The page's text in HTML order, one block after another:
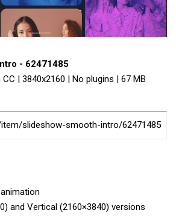
- 62471485
| 3840x2160 | No plugins | 67 MB
slideshow-smooth-intro/62471485
and Vertical (2160×3840) versions